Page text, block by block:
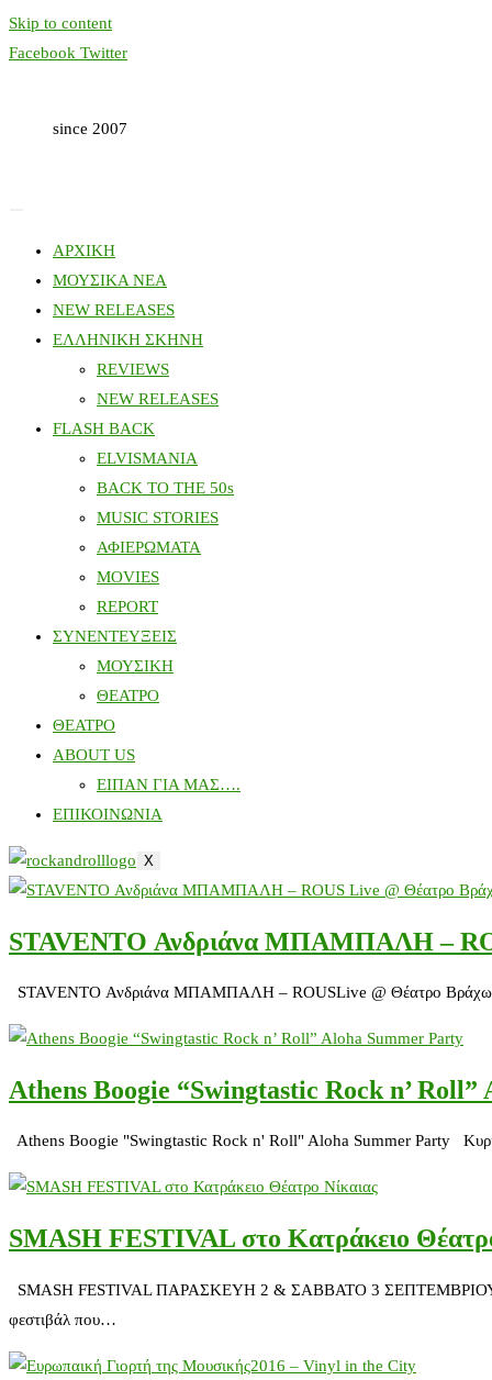
Skip to content
Facebook Twitter
since 2007
ΑΡΧΙΚΗ
ΜΟΥΣΙΚΑ ΝΕΑ
NEW RELEASES
ΕΛΛΗΝΙΚΗ ΣΚΗΝΗ
REVIEWS
NEW RELEASES
FLASH BACK
ELVISMANIA
BACK TO THE 50s
MUSIC STORIES
ΑΦΙΕΡΩΜΑΤΑ
MOVIES
REPORT
ΣΥΝΕΝΤΕΥΞΕΙΣ
ΜΟΥΣΙΚΗ
ΘΕΑΤΡΟ
ΘΕΑΤΡΟ
ABOUT US
ΕΙΠΑΝ ΓΙΑ ΜΑΣ….
ΕΠΙΚΟΙΝΩΝΙΑ
X
STAVENTO Ανδριάνα ΜΠΑΜΠΑΛΗ –
STAVENTO Ανδριάνα ΜΠΑΜΠΑΛΗ – ROUSLive @ Θέατρο Βράχων
Athens Boogie “Swingtastic Rock n’
Athens Boogie "Swingtastic Rock n' Roll" Aloha Summer Party
SMASH FESTIVAL στο Κατράκειο
SMASH FESTIVAL ΠΑΡΑΣΚΕΥΗ 2 & ΣΑΒΒΑΤΟ 3 ΣΕΠΤΕΜΒΡΙΟΥ
φεστιβάλ που…